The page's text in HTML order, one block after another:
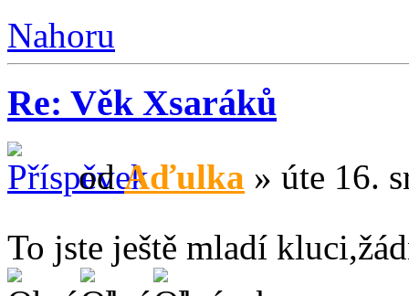
Nahoru
Re: Věk Xsaráků
odAďulka » úte 16.
To jste ještě mladí